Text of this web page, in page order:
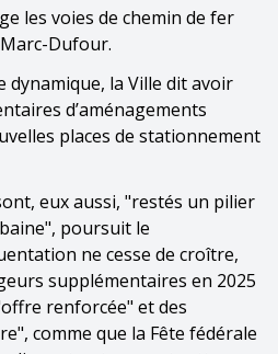
les voies de chemin de fer
Dufour.
dynamique, la Ville dit avoir
d’aménagements
places de stationnement
eux aussi, "restés un pilier
poursuit le
ne cesse de croître,
supplémentaires en 2025
renforcée" et des
comme que la Fête fédérale